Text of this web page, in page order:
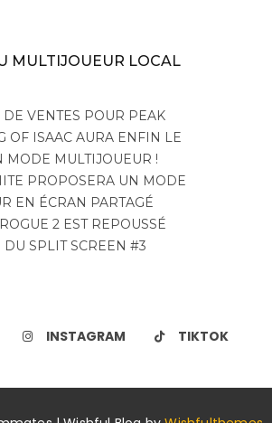
MULTIJOUEUR LOCAL
VENTES POUR PEAK
OF ISAAC AURA ENFIN LE
MODE MULTIJOUEUR !
PROPOSERA UN MODE
EN ÉCRAN PARTAGÉ
2 EST REPOUSSÉ
DU SPLIT SCREEN #3
INSTAGRAM TIKTOK